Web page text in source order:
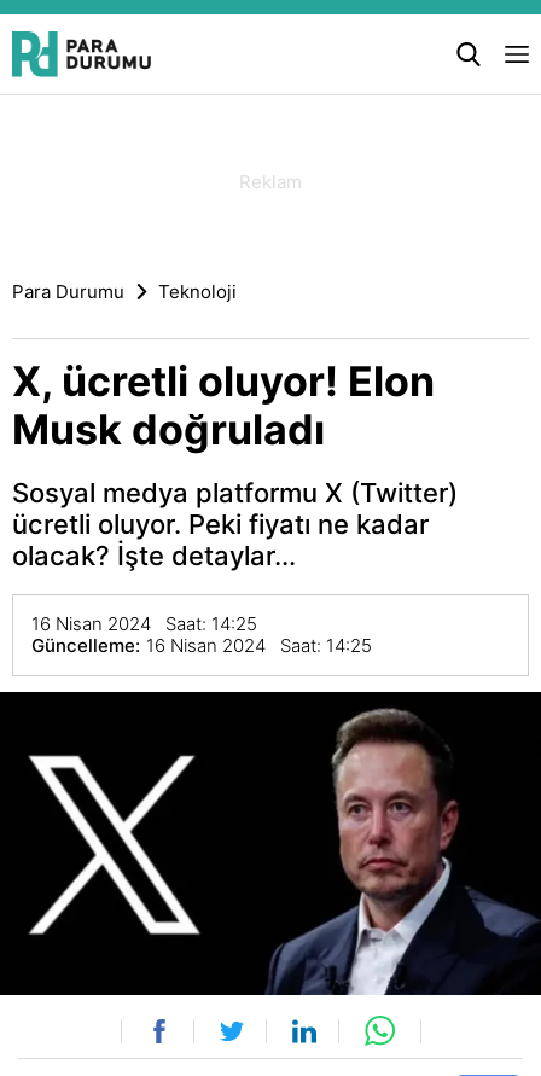
Para Durumu Teknoloji
X, ücretli oluyor! Elon
Musk doğruladı
Sosyal medya platformu X (Twitter)
ücretli oluyor. Peki fiyatı ne kadar
olacak? İşte detaylar...
16 Nisan 2024 Saat: 14:25
Güncelleme: 16 Nisan 2024 Saat: 14:25